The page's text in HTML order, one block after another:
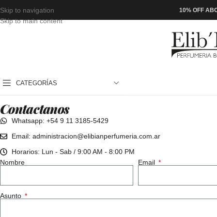
Skip to navigation
Skip to main content
10% OFF
CATEGORÍAS
Contactanos
Whatsapp: +54 9 11 3185-5429
Email: administracion@elibianperfumeria.com.ar
Horarios: Lun - Sab / 9:00 AM - 8:00 PM
Nombre
Email
Asunto